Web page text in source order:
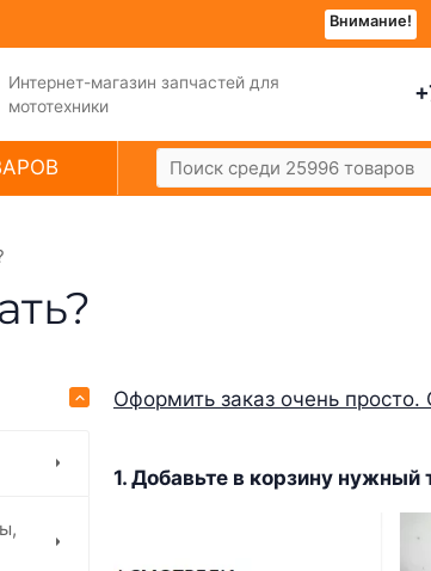
Внимание!
Интернет-магазин запчастей для
мототехники
Оформить заказ очень
1. Добавьте в корзину нужный